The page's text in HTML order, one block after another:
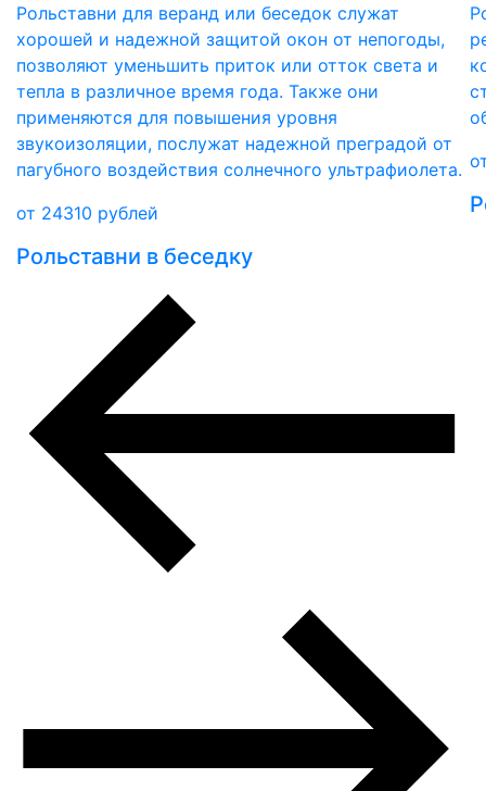
Рольставни для веранд или беседок служат
хорошей и надежной защитой окон от непогоды,
позволяют уменьшить приток или отток света и
тепла в различное время года. Также они
применяются для повышения уровня
звукоизоляции, послужат надежной преградой от
пагубного воздействия солнечного ультрафиолета.
от 24310 рублей
Рольставни в беседку